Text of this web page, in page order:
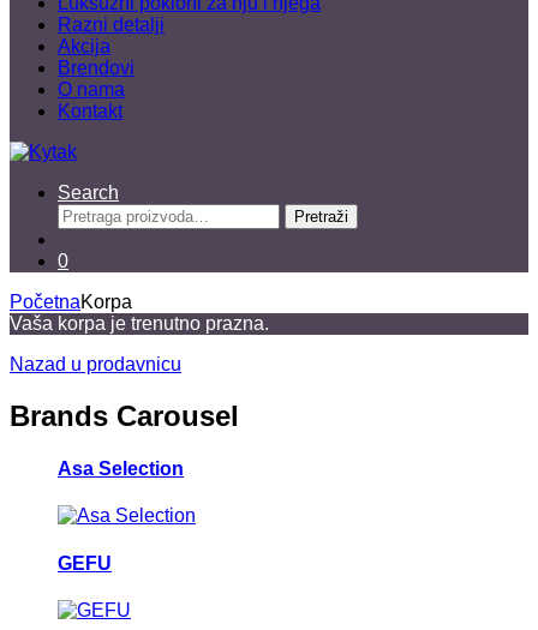
Razni detalji
Akcija
Brendovi
O nama
Kontakt
Search
Pretraga
za:
Pretraži
0
PočetnaKorpa
Vaša korpa je trenutno prazna.
Nazad u prodavnicu
Brands Carousel
Asa Selection
GEFU